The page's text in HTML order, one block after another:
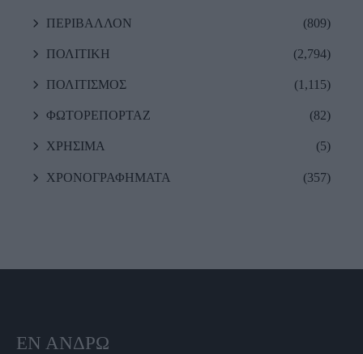
ΠΕΡΙΒΑΛΛΟΝ (809)
ΠΟΛΙΤΙΚΗ (2,794)
ΠΟΛΙΤΙΣΜΟΣ (1,115)
ΦΩΤΟΡΕΠΟΡΤΑΖ (82)
ΧΡΗΣΙΜΑ (5)
ΧΡΟΝΟΓΡΑΦΗΜΑΤΑ (357)
ΕΝ ΆΝΔΡΩ